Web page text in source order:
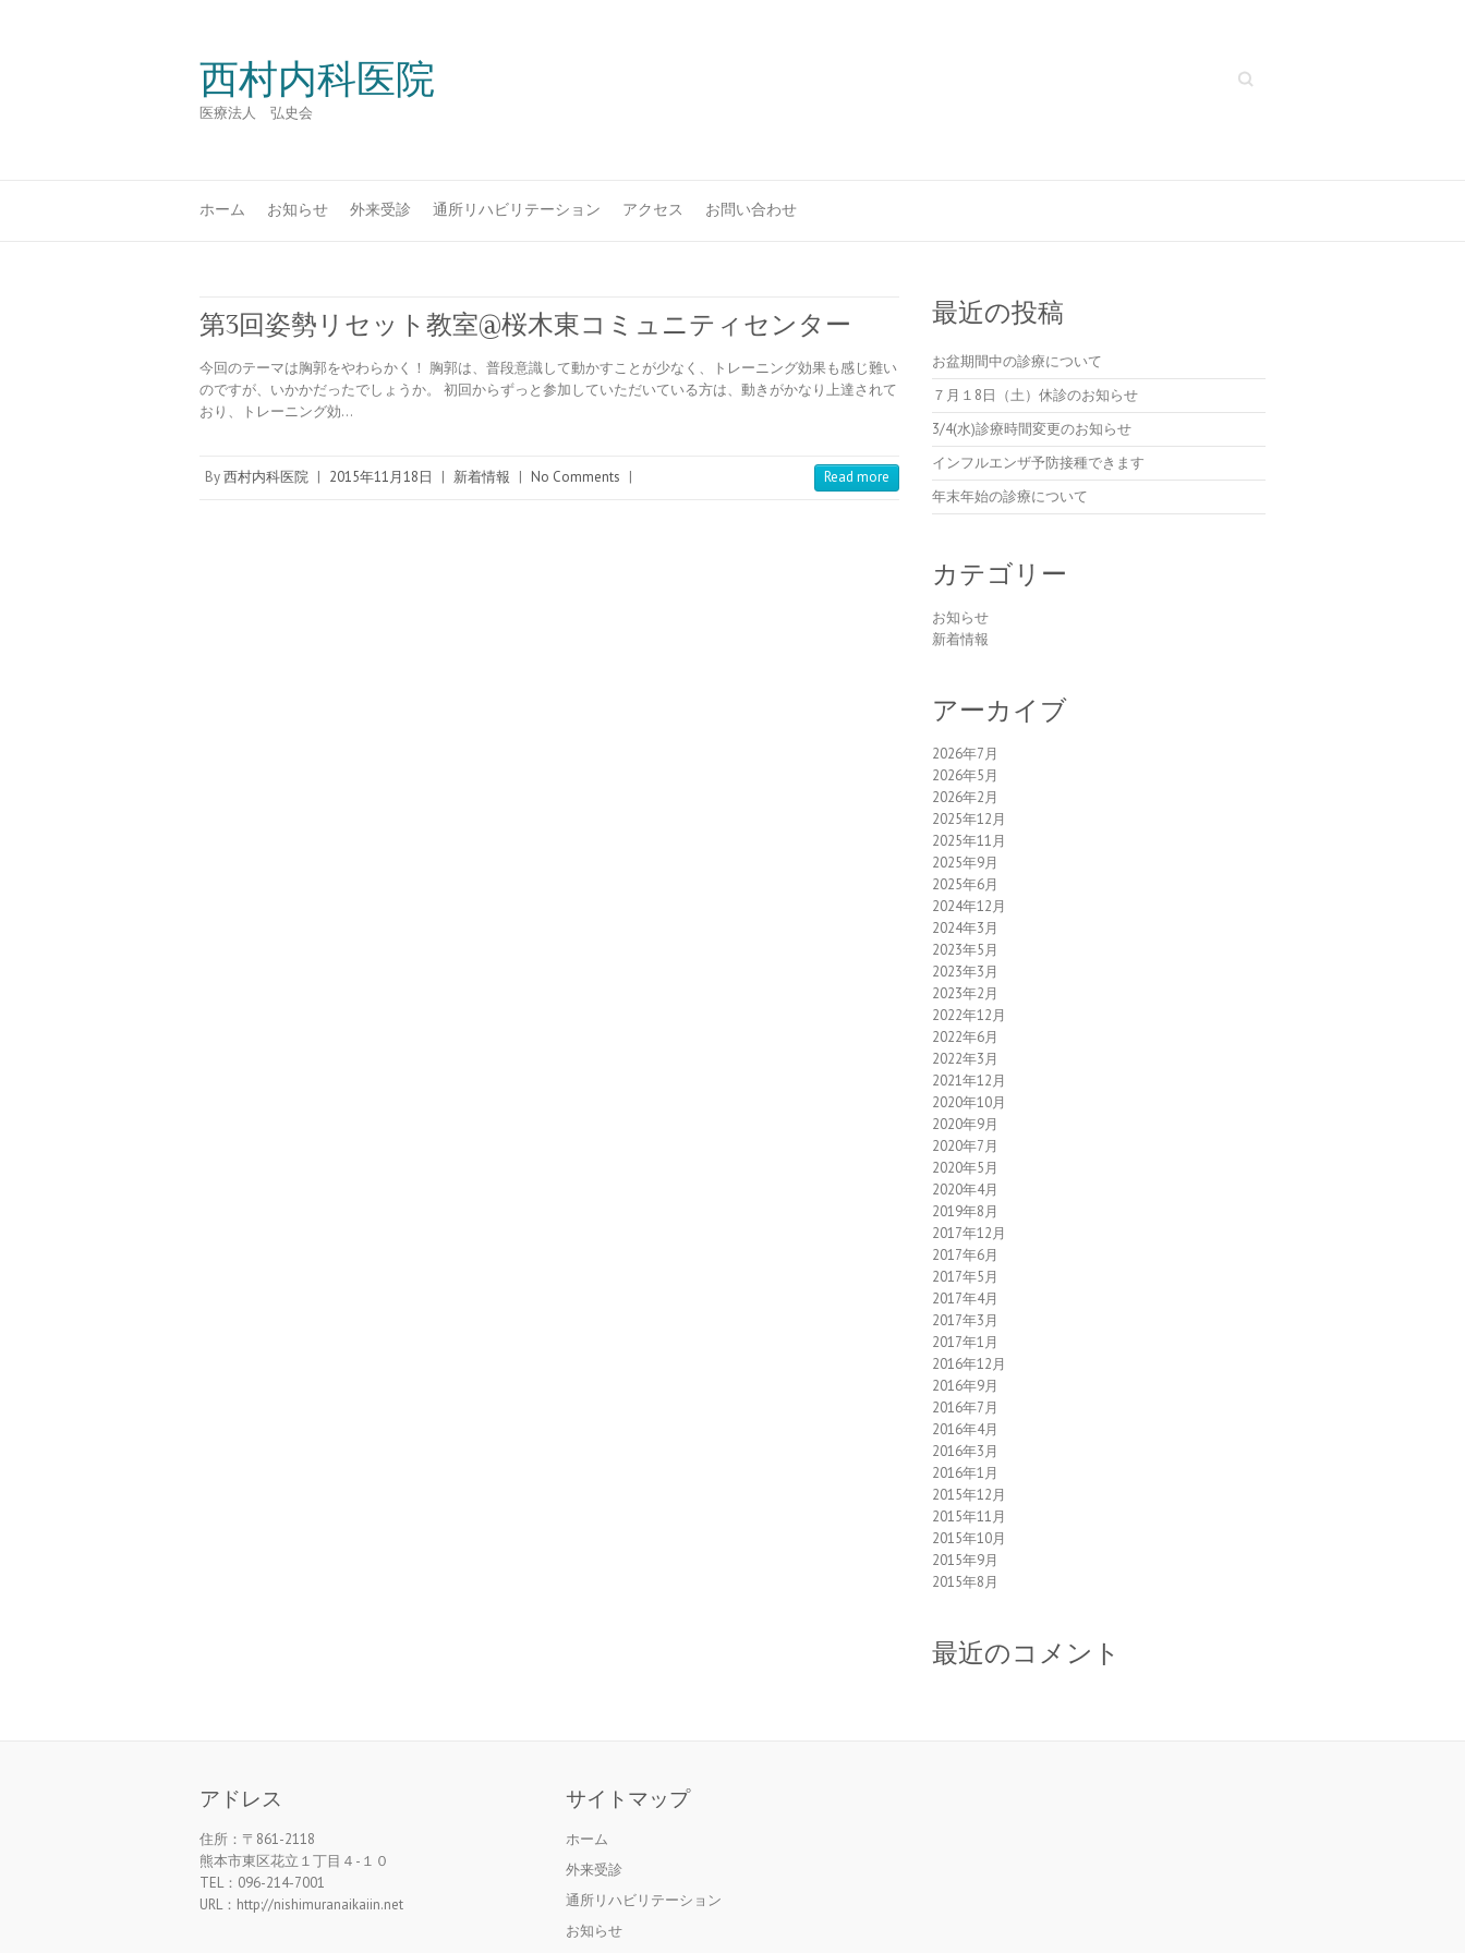
Search
西村内科医院
医療法人 弘史会
ホーム お知らせ 外来受診 通所リハビリテーション アクセス お問い合わせ
第3回姿勢リセット教室@桜木東コミュニティセンター
今回のテーマは胸郭をやわらかく！ 胸郭は、普段意識して動かすことが少なく、トレーニング効果も感じ難い
のですが、いかかだったでしょうか。 初回からずっと参加していただいている方は、動きがかなり上達されて
おり、トレーニング効…
By西村内科医院 | 2015年11月18日 | 新着情報 | No Comments | Read more
最近の投稿
お盆期間中の診療について
７月１8日（土）休診のお知らせ
3/4(水)診療時間変更のお知らせ
インフルエンザ予防接種できます
年末年始の診療について
カテゴリー
お知らせ
新着情報
アーカイブ
2026年7月
2026年5月
2026年2月
2025年12月
2025年11月
2025年9月
2025年6月
2024年12月
2024年3月
2023年5月
2023年3月
2023年2月
2022年12月
2022年6月
2022年3月
2021年12月
2020年10月
2020年9月
2020年7月
2020年5月
2020年4月
2019年8月
2017年12月
2017年6月
2017年5月
2017年4月
2017年3月
2017年1月
2016年12月
2016年9月
2016年7月
2016年4月
2016年3月
2016年1月
2015年12月
2015年11月
2015年10月
2015年9月
2015年8月
最近のコメント
アドレス
住所：〒861-2118
熊本市東区花立１丁目４-１０
TEL：096-214-7001
URL：http://nishimuranaikaiin.net
サイトマップ
ホーム
外来受診
通所リハビリテーション
お知らせ